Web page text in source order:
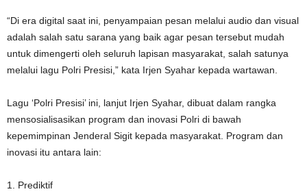
“Di era digital saat ini, penyampaian pesan melalui audio dan visual
adalah salah satu sarana yang baik agar pesan tersebut mudah
untuk dimengerti oleh seluruh lapisan masyarakat, salah satunya
melalui lagu Polri Presisi,” kata Irjen Syahar kepada wartawan.
Lagu ‘Polri Presisi’ ini, lanjut Irjen Syahar, dibuat dalam rangka
mensosialisasikan program dan inovasi Polri di bawah
kepemimpinan Jenderal Sigit kepada masyarakat. Program dan
inovasi itu antara lain:
1. Prediktif